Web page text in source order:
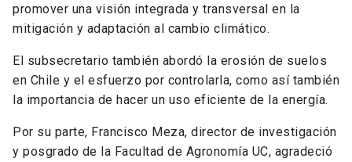
promover una visión integrada y transversal en la
mitigación y adaptación al cambio climático.
El subsecretario también abordó la erosión de suelos
en Chile y el esfuerzo por controlarla, como así también
la importancia de hacer un uso eficiente de la energía.
Por su parte, Francisco Meza, director de investigación
y posgrado de la Facultad de Agronomía UC, agradeció